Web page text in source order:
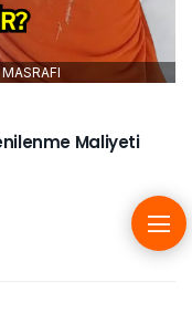
Maliyeti